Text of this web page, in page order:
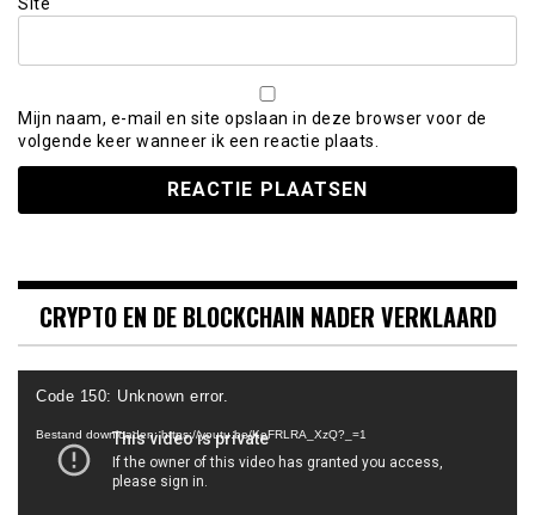
Mijn naam, e-mail en site opslaan in deze browser voor de
volgende keer wanneer ik een reactie plaats.
CRYPTO EN DE BLOCKCHAIN NADER VERKLAARD
Videospeler
Code 150: Unknown error.
Bestand downloaden: https://youtu.be/KeFRLRA_XzQ?_=1